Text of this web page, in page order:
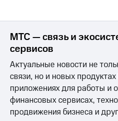
SIM-
для
иностранцев
Оформить
чистый
номер
Выбрать
красивый
Выберите
ТВ
с выгодным
Тарифы
Интернет,
ТВ и телефон
МТС — связь и
сервисов
Актуальные новости не
связи, но и новых
приложениях для работы и
финансовых сервисах,
продвижения бизнеса и